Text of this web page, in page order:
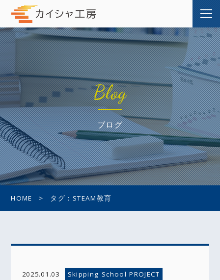
Blog
ブログ
HOME タグ : STEAM教育
2025.01.03 Skipping School PROJECT